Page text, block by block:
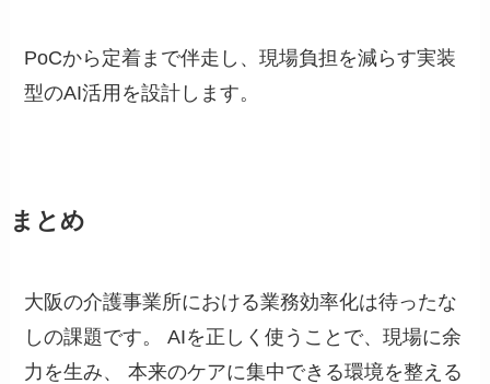
PoCから定着まで伴走し、現場負担を減らす実装
型のAI活用を設計します。
まとめ
大阪の介護事業所における業務効率化は待ったな
しの課題です。 AIを正しく使うことで、現場に余
力を生み、 本来のケアに集中できる環境を整える